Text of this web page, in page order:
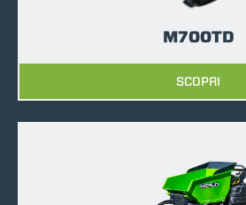
M700TD
SCOPRI